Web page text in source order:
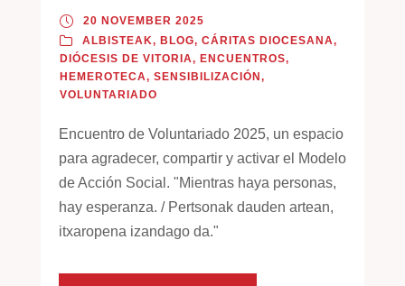
20 NOVEMBER 2025
ALBISTEAK, BLOG, CÁRITAS DIOCESANA,
DIÓCESIS DE VITORIA, ENCUENTROS,
HEMEROTECA, SENSIBILIZACIÓN ,
VOLUNTARIADO
Encuentro de Voluntariado 2025, un espacio
para agradecer, compartir y activar el Modelo
de Acción Social. "Mientras haya personas,
hay esperanza. / Pertsonak dauden artean,
itxaropena izandago da."